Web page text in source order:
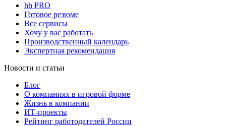
hh PRO
Готовое резюме
Все сервисы
Хочу у вас работать
Производственный календарь
Экспертная рекомендация
Новости и статьи
Блог
О компаниях в игровой форме
Жизнь в компании
ИТ-проекты
Рейтинг работодателей России